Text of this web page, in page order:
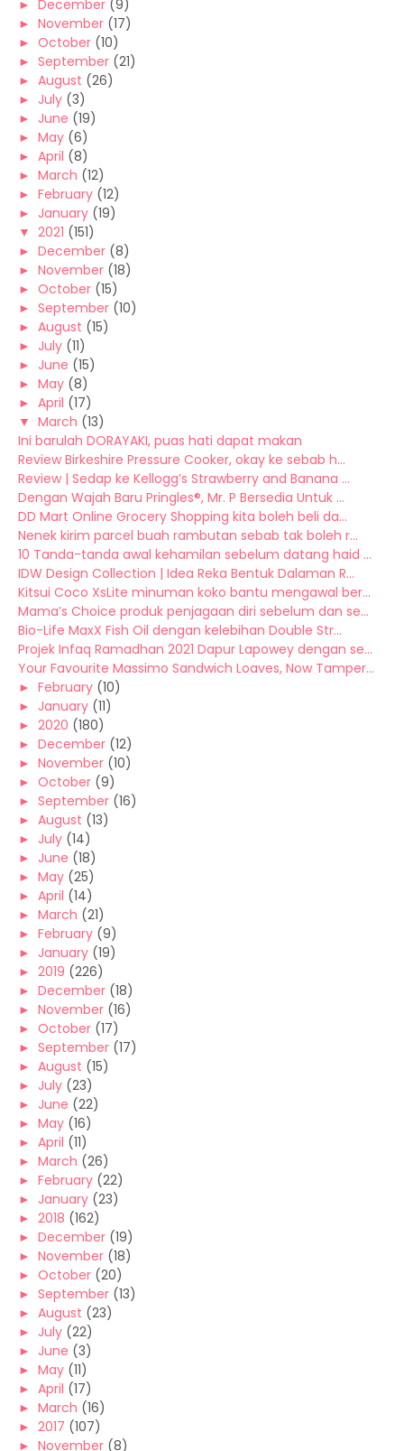
► December (9)
► November (17)
► October (10)
► September (21)
► August (26)
► July (3)
► June (19)
► May (6)
► April (8)
► March (12)
► February (12)
► January (19)
▼ 2021 (151)
► December (8)
► November (18)
► October (15)
► September (10)
► August (15)
► July (11)
► June (15)
► May (8)
► April (17)
▼ March (13)
Ini barulah DORAYAKI, puas hati dapat makan
Review Birkeshire Pressure Cooker, okay ke sebab h...
Review | Sedap ke Kellogg’s Strawberry and Banana ...
Dengan Wajah Baru Pringles®, Mr. P Bersedia Untuk ...
DD Mart Online Grocery Shopping kita boleh beli da...
Nenek kirim parcel buah rambutan sebab tak boleh r...
10 Tanda-tanda awal kehamilan sebelum datang haid ...
IDW Design Collection | Idea Reka Bentuk Dalaman R...
Kitsui Coco XsLite minuman koko bantu mengawal ber...
Mama’s Choice produk penjagaan diri sebelum dan se...
Bio-Life MaxX Fish Oil dengan kelebihan Double Str...
Projek Infaq Ramadhan 2021 Dapur Lapowey dengan se...
Your Favourite Massimo Sandwich Loaves, Now Tamper...
► February (10)
► January (11)
► 2020 (180)
► December (12)
► November (10)
► October (9)
► September (16)
► August (13)
► July (14)
► June (18)
► May (25)
► April (14)
► March (21)
► February (9)
► January (19)
► 2019 (226)
► December (18)
► November (16)
► October (17)
► September (17)
► August (15)
► July (23)
► June (22)
► May (16)
► April (11)
► March (26)
► February (22)
► January (23)
► 2018 (162)
► December (19)
► November (18)
► October (20)
► September (13)
► August (23)
► July (22)
► June (3)
► May (11)
► April (17)
► March (16)
► 2017 (107)
► November (8)